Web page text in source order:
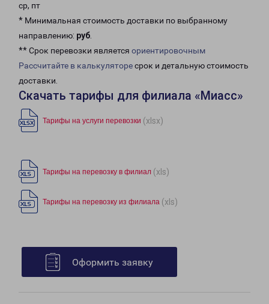
ср, пт
* Минимальная стоимость доставки по выбранному
направлению: руб.
** Срок перевозки является ориентировочным
Рассчитайте в калькуляторесрок и детальную стоимость
доставки.
Скачать тарифы для филиала «Миасс»
Тарифы на услуги перевозки (xlsx)
Тарифы на перевозку в филиал (xls)
Тарифы на перевозку из филиала (xls)
Оформить заявку